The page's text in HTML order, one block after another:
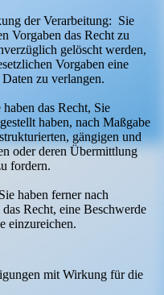
der Verarbeitung: Sie
Vorgaben das Recht zu
gelöscht werden,
Vorgaben eine
zu verlangen.
das Recht, Sie
haben, nach Maßgabe
gängigen und
oder deren Übermittlung
fordern.
haben ferner nach
Recht, eine Beschwerde
einzureichen.
mit Wirkung für die